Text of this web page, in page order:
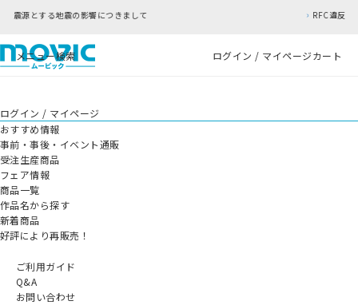
きまして RFC違反アドレスのご利用について
メニュー検索 ログイン / マイページカート
ログイン / マイページ
おすすめ情報
事前・事後・イベント通販
受注生産商品
フェア情報
商品一覧
作品名から探す
新着商品
好評により再販売！
ご利用ガイド
Q&A
お問い合わせ